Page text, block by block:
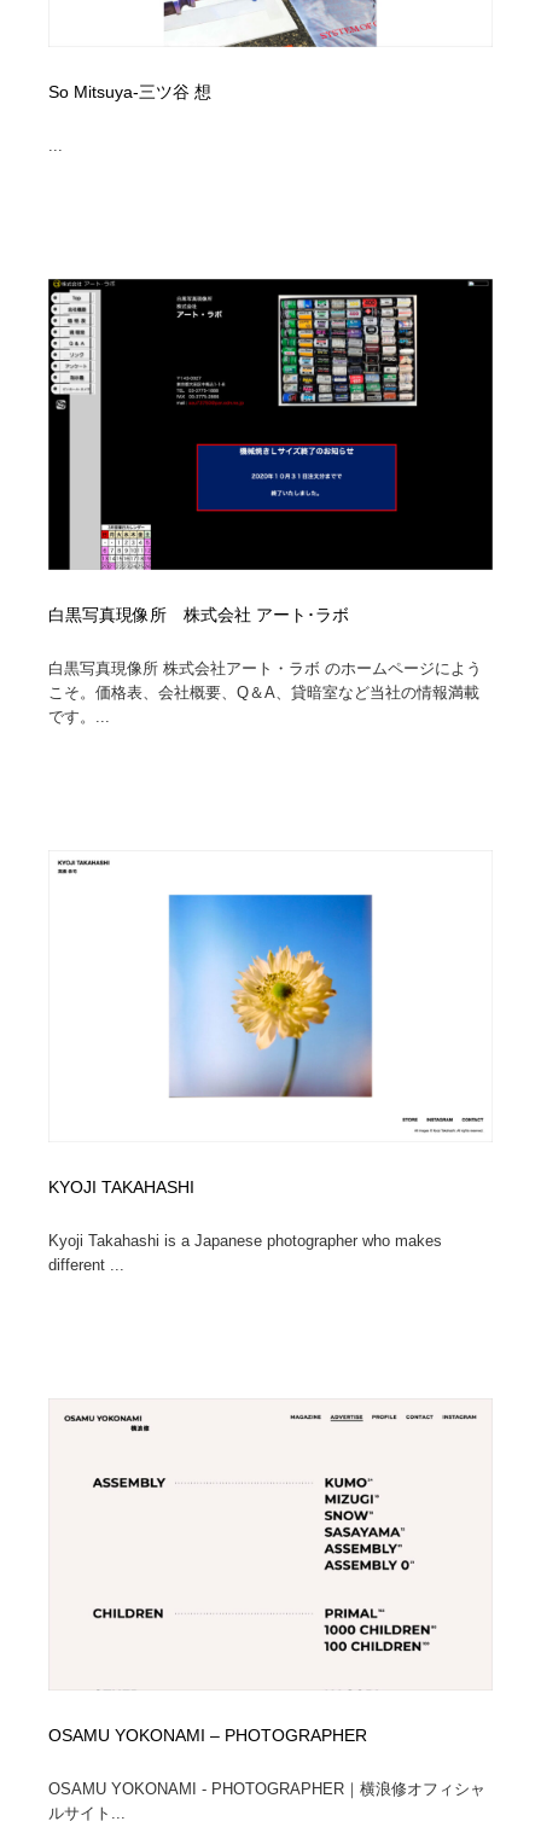
So Mitsuya-三ツ谷 想
白黒写真現像所 株式会社 アート･ラボ
白黒写真現像所 株式会社アート・ラボ のホームページによう
こそ。価格表、会社概要、Q＆A、貸暗室など当社の情報満載
です。...
KYOJI TAKAHASHI
Kyoji Takahashi is a Japanese photographer who makes
different ...
OSAMU YOKONAMI – PHOTOGRAPHER
OSAMU YOKONAMI - PHOTOGRAPHER｜横浪修オフィシャ
ルサイト...